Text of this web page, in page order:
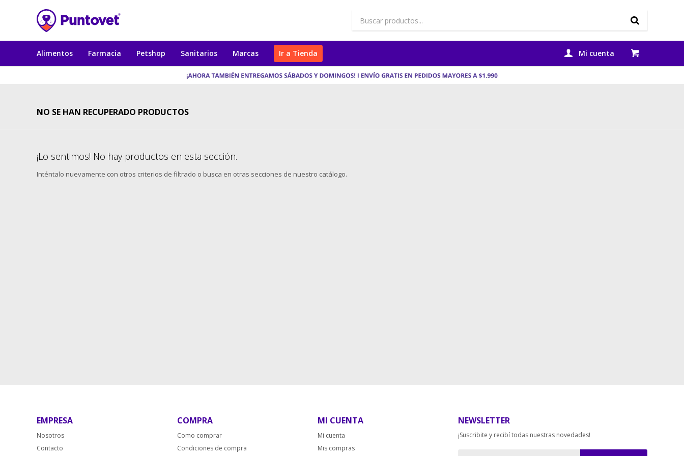
Alimentos Farmacia Petshop Sanitarios Marcas Ir a Tienda
NO SE HAN RECUPERADO PRODUCTOS
¡Lo sentimos! No hay productos en esta sección.
Inténtalo nuevamente con otros criterios de filtrado o busca en otras secciones de nuestro catálogo.
EMPRESA
Nosotros
Contacto
COMPRA
Como comprar
Condiciones de compra
MI CUENTA
Mi cuenta
Mis compras
NEWSLETTER
¡Suscribite y recibí todas nuestras novedades!